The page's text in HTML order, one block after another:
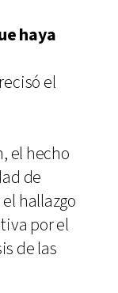
haya
el
el hecho
de
hallazgo
por el
de las